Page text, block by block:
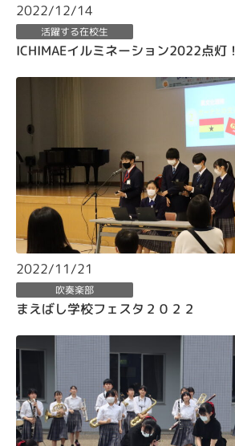
2022/12/14
活躍する在校生
ICHIMAEイルミネーション2022点灯！
2022/11/21
吹奏楽部
まえばし学校フェスタ２０２２